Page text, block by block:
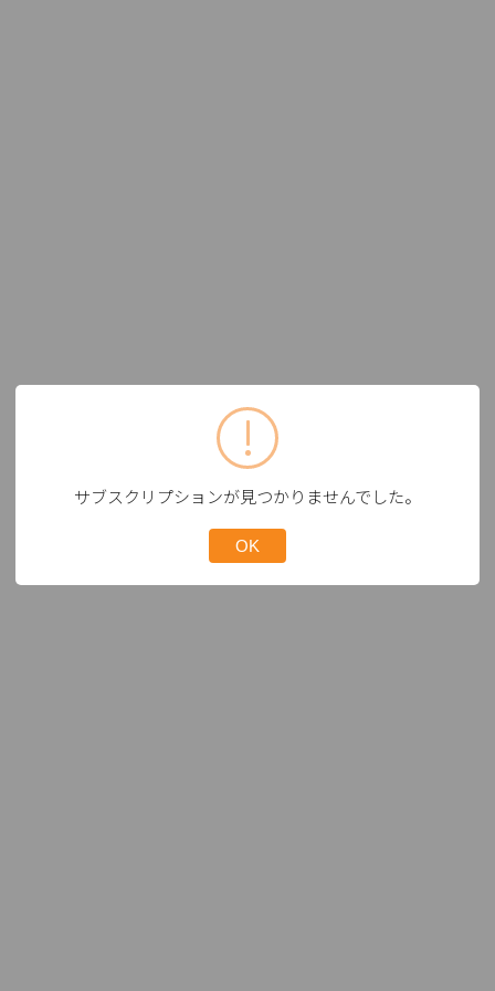
サブスクリプションが見つかりませんでした。
OK